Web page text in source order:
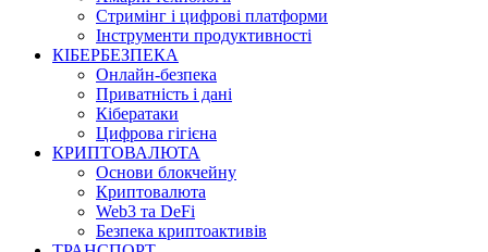
Стримінг і цифрові платформи
Інструменти продуктивності
КІБЕРБЕЗПЕКА
Онлайн-безпека
Приватність і дані
Кібератаки
Цифрова гігієна
КРИПТОВАЛЮТА
Основи блокчейну
Криптовалюта
Web3 та DeFi
Безпека криптоактивів